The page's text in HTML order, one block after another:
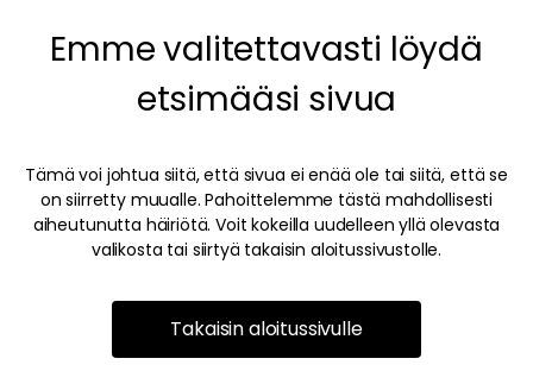
Emme valitettavasti löydä
etsimääsi sivua
Tämä voi johtua siitä, että sivua ei enää ole tai siitä, että se
on siirretty muualle. Pahoittelemme tästä mahdollisesti
aiheutunutta häiriötä. Voit kokeilla uudelleen yllä olevasta
valikosta tai siirtyä takaisin aloitussivustolle.
Takaisin aloitussivulle